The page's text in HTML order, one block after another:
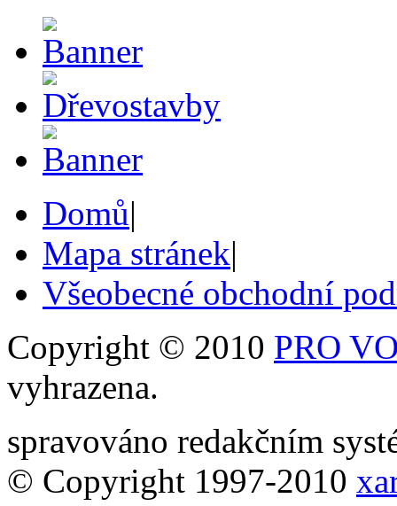
Domů|
Mapa stránek|
Všeobecné obchodní
Copyright © 2010 PRO
vyhrazena.
spravováno redakčním
© Copyright 1997-2010